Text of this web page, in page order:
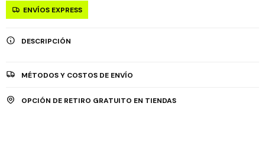
ENVÍOS EXPRESS
DESCRIPCIÓN
MÉTODOS Y COSTOS DE ENVÍO
OPCIÓN DE RETIRO GRATUITO EN TIENDAS